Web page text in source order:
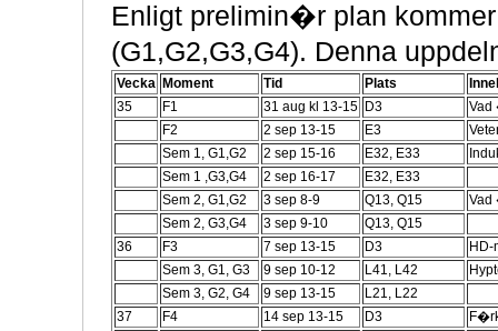
Enligt prelimin�r plan
(G1,G2,G3,G4). Denna
Vecka Moment Tid Plats
35
F1 31 aug kl 13-15 D3
Vad
F2
2 sep 13-15 E3
Sem 1, G1,G2
2 sep 15-16 E32, E33
Sem 1 ,G3,G4
2 sep 16-17
E32, E33
Sem 2, G1,G2
3 sep 8-9 Q13, Q15
Vad
Sem 2, G3,G4
3 sep 9-10
Q13, Q15
36
F3 7 sep 13-15 D3
Sem 3, G1, G3
9 sep 10-12 L41, L42
Sem 3, G2, G4
9 sep 13-15
L21, L22
37
F4 14 sep 13-15 D3